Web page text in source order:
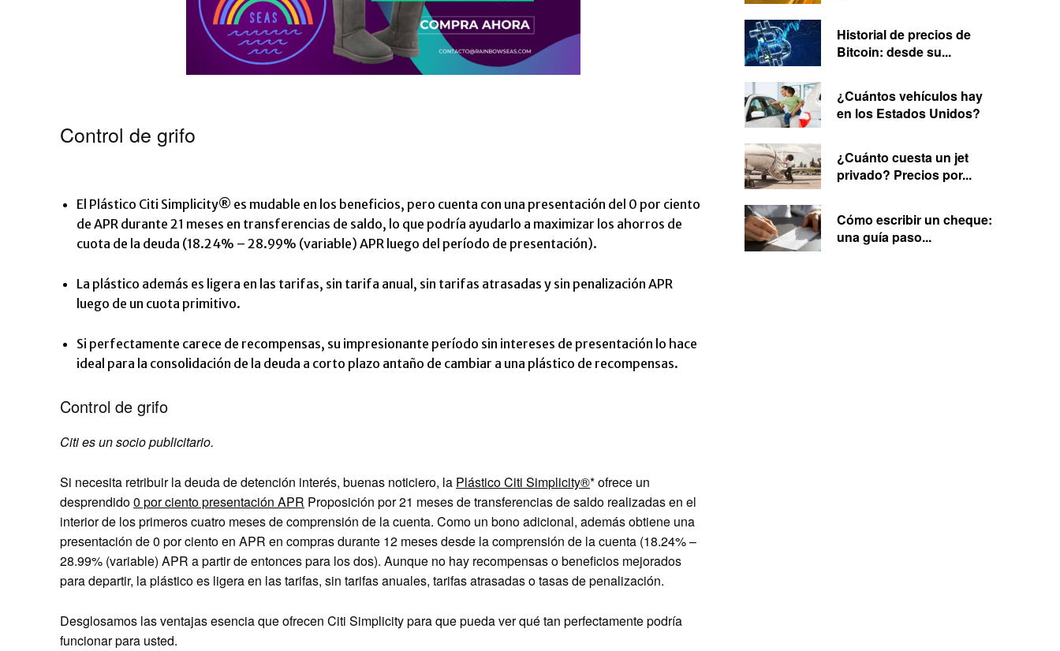
Control de grifo
El Plástico Citi Simplicity® es mudable en los beneficios, pero cuenta con una presentación del 0 por ciento
de APR durante 21 meses en transferencias de saldo, lo que podría ayudarlo a maximizar los ahorros de
cuota de la deuda (18.24% – 28.99% (variable) APR luego del período de presentación).
La plástico además es ligera en las tarifas, sin tarifa anual, sin tarifas atrasadas y sin penalización APR
luego de un cuota primitivo.
Si perfectamente carece de recompensas, su impresionante período sin intereses de presentación lo hace
ideal para la consolidación de la deuda a corto plazo antaño de cambiar a una plástico de recompensas.
Control de grifo
Citi es un socio publicitario.
Si necesita retribuir la deuda de detención interés, buenas noticiero, la Plástico Citi Simplicity®* ofrece un
desprendido0 por ciento presentación APR Proposición por 21 meses de transferencias de saldo realizadas en el
interior de los primeros cuatro meses de comprensión de la cuenta. Como un bono adicional, además obtiene una
presentación de 0 por ciento en APR en compras durante 12 meses desde la comprensión de la cuenta (18.24% –
28.99% (variable) APR a partir de entonces para los dos). Aunque no hay recompensas o beneficios mejorados
para departir, la plástico es ligera en las tarifas, sin tarifas anuales, tarifas atrasadas o tasas de penalización.
Desglosamos las ventajas esencia que ofrecen Citi Simplicity para que pueda ver qué tan perfectamente podría
funcionar para usted.
Historial de precios de
Bitcoin: desde su...
¿Cuántos vehículos hay
en los Estados Unidos?
¿Cuánto cuesta un jet
privado? Precios por...
Cómo escribir un cheque:
una guía paso...